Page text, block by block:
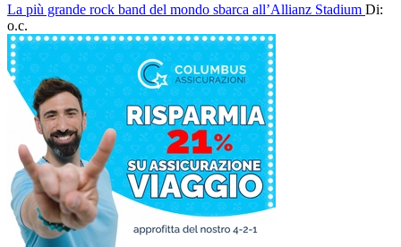
La più grande rock band del mondo sbarca all’Allianz Stadium Di:
o.c.